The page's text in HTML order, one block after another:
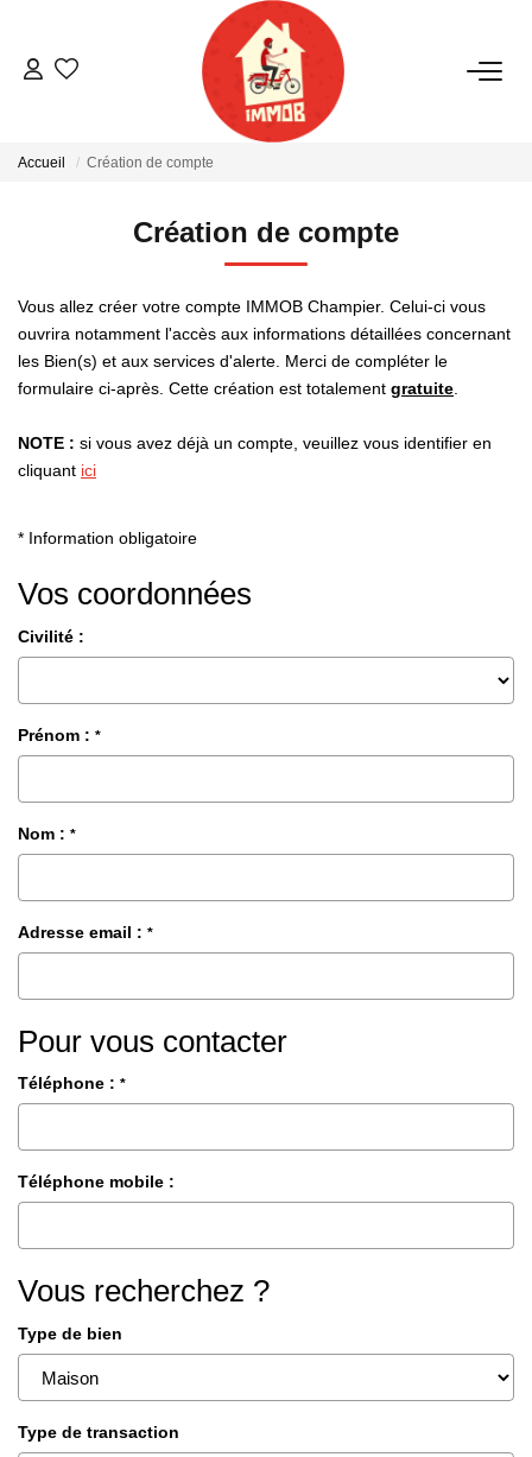
ACHETER
ESTIMER
NOTRE AGENCE
Qui Sommes-Nous
CONTACT
Accueil Création de compte
Création de compte
Vous allez créer votre compte IMMOB Champier. Celui-ci vous
ouvrira notamment l'accès aux informations détaillées concernant
les Bien(s) et aux services d'alerte. Merci de compléter le
formulaire ci-après. Cette création est totalement gratuite
NOTE : si vous avez déjà un compte, veuillez vous identifier en
cliquant ici
* Information obligatoire
Vos coordonnées
Civilité :
Prénom : *
Nom : *
Adresse email : *
Pour vous contacter
Téléphone : *
Téléphone mobile :
Vous recherchez ?
Type de bien
Type de transaction